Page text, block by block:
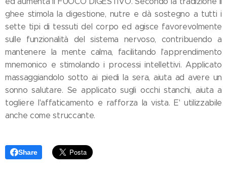
ghee stimola la digestione, nutre e dà sostegno a tutti i
sette tipi di tessuti del corpo ed agisce favorevolmente
sulle funzionalità del sistema nervoso, contribuendo a
mantenere la mente calma, facilitando l'apprendimento
mnemonico e stimolando i processi intellettivi. Applicato
massaggiandolo sotto ai piedi la sera, aiuta ad avere un
sonno salutare. Se applicato sugli occhi stanchi, aiuta a
togliere l'affaticamento e rafforza la vista. E' utilizzabile
anche come struccante.
Share